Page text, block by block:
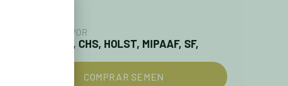
APROBADO POR
AWR, BWP, CHS, HOLST, MIPAAF, SF,
COMPRAR SEMEN